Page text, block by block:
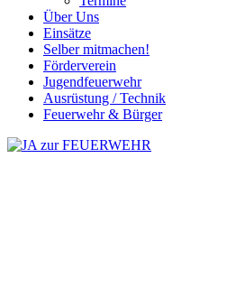
Über Uns
Einsätze
Selber mitmachen!
Förderverein
Jugendfeuerwehr
Ausrüstung / Technik
Feuerwehr & Bürger